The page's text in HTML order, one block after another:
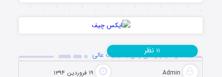
دانلود فیلم زندان زنان با کیفیت عالی
Admin ۱۹ فروردین ۱۳۹۴
۱۱ نظر